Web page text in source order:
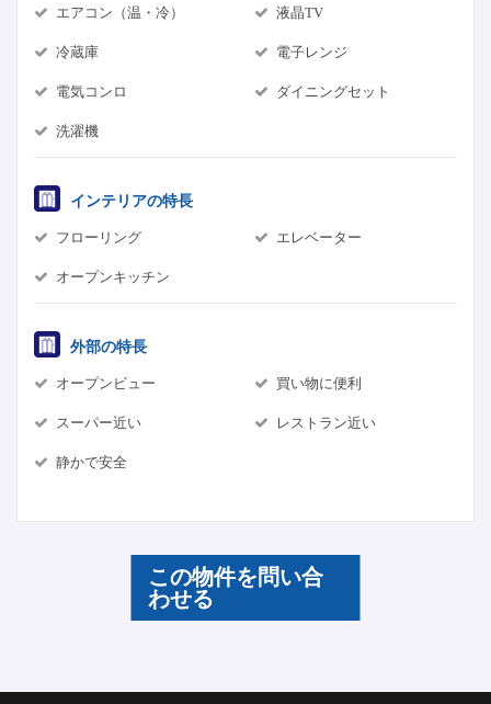
エアコン（温・冷） 液晶TV
冷蔵庫 電子レンジ
電気コンロ ダイニングセット
洗濯機
インテリアの特長
フローリング エレベーター
オープンキッチン
外部の特長
オープンビュー 買い物に便利
スーパー近い レストラン近い
静かで安全
この物件を問い合
わせる